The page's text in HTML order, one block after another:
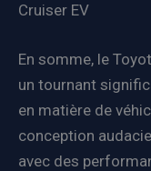
Cruiser EV
En somme, le
un tournant
en matière de
conception
avec des